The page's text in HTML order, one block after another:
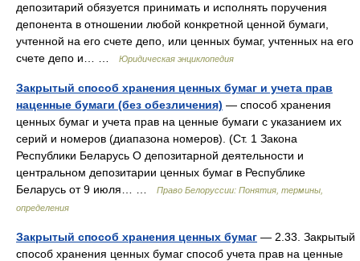
депозитарий обязуется принимать и исполнять поручения
депонента в отношении любой конкретной ценной бумаги,
учтенной на его счете депо, или ценных бумаг, учтенных на его
счете депо и… …
Юридическая энциклопедия
Закрытый способ хранения ценных бумаг и учета прав
наценные бумаги (без обезличения) — способ хранения
ценных бумаг и учета прав на ценные бумаги с указанием их
серий и номеров (диапазона номеров). (Ст. 1 Закона
Республики Беларусь О депозитарной деятельности и
центральном депозитарии ценных бумаг в Республике
Беларусь от 9 июля… …
Право Белоруссии: Понятия, термины,
определения
Закрытый способ хранения ценных бумаг — 2.33. Закрытый
способ хранения ценных бумаг способ учета прав на ценные